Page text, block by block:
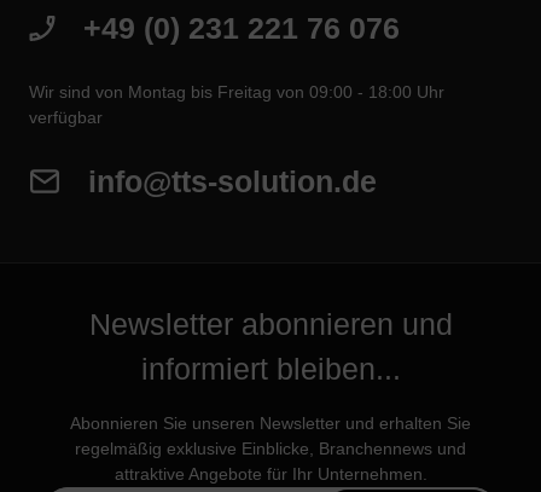
+49 (0) 231 221 76 076
Wir sind von Montag bis Freitag von 09:00 - 18:00 Uhr
verfügbar
info@tts-solution.de
Newsletter abonnieren und
informiert bleiben...
Abonnieren Sie unseren Newsletter und erhalten Sie
regelmäßig exklusive Einblicke, Branchennews und
attraktive Angebote für Ihr Unternehmen.